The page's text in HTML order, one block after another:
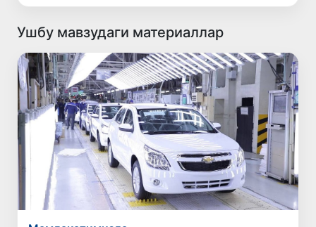
Ушбу мавзудаги материаллар